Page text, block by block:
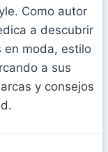
Como autor
a descubrir
en moda, estilo
a sus
y consejos